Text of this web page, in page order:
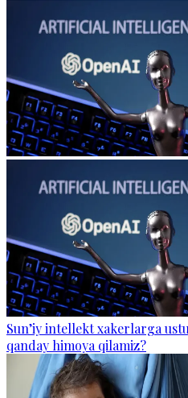
Sun’iy intellekt xakerlarga
qanday himoya qilamiz?